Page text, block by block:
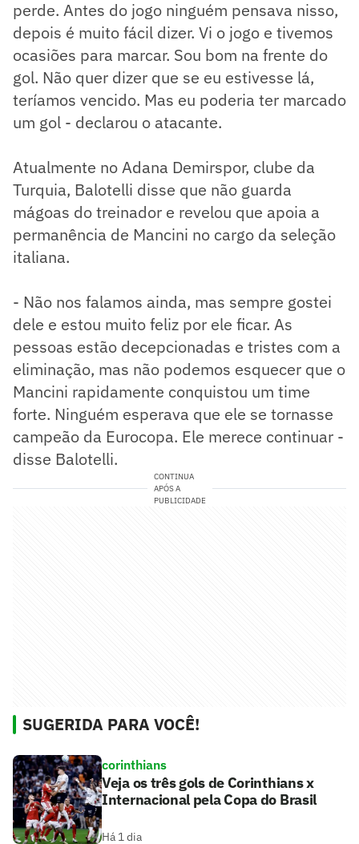
perde. Antes do jogo ninguém pensava nisso,
depois é muito fácil dizer. Vi o jogo e tivemos
ocasiões para marcar. Sou bom na frente do
gol. Não quer dizer que se eu estivesse lá,
teríamos vencido. Mas eu poderia ter marcado
um gol - declarou o atacante.
Atualmente no Adana Demirspor, clube da
Turquia, Balotelli disse que não guarda
mágoas do treinador e revelou que apoia a
permanência de Mancini no cargo da seleção
italiana.
- Não nos falamos ainda, mas sempre gostei
dele e estou muito feliz por ele ficar. As
pessoas estão decepcionadas e tristes com a
eliminação, mas não podemos esquecer que o
Mancini rapidamente conquistou um time
forte. Ninguém esperava que ele se tornasse
campeão da Eurocopa. Ele merece continuar -
disse Balotelli.
CONTINUA
APÓS A
PUBLICIDADE
SUGERIDA PARA VOCÊ!
corinthians
Veja os três gols de Corinthians x
Internacional pela Copa do Brasil
Há 1 dia